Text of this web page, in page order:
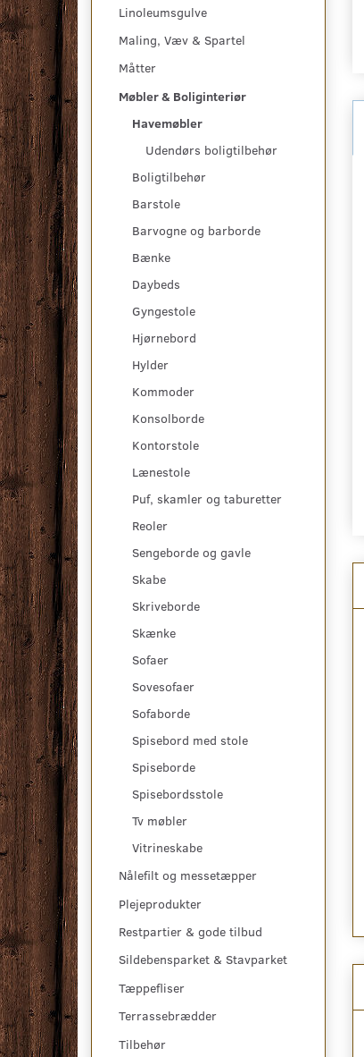
Linoleumsgulve
Maling, Væv & Spartel
Måtter
Møbler & Boliginteriør
Havemøbler
Udendørs boligtilbehør
Boligtilbehør
Barstole
Barvogne og barborde
Bænke
Daybeds
Gyngestole
Hjørnebord
Hylder
Kommoder
Konsolborde
Kontorstole
Lænestole
Puf, skamler og taburetter
Reoler
Sengeborde og gavle
Skabe
Skriveborde
Skænke
Sofaer
Sovesofaer
Sofaborde
Spisebord med stole
Spiseborde
Spisebordsstole
Tv møbler
Vitrineskabe
Nålefilt og messetæpper
Plejeprodukter
Restpartier & gode tilbud
Sildebensparket & Stavparket
Tæppefliser
Terrassebrædder
Tilbehør
ROSSI UDENDØRS
SOFASÆT
3.839,00 DKK
Se produktet
GRØN OG STABELBAR